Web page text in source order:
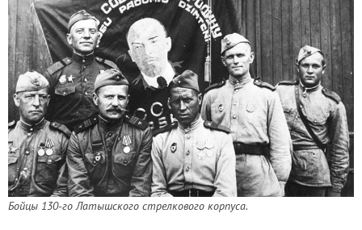
Бойцы 130-го Латышского стрелкового корпуса.